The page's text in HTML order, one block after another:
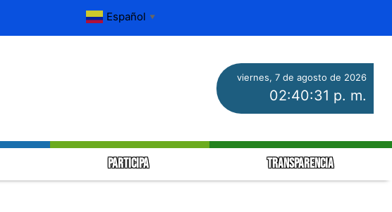
Español ▼
viernes, 7 de agosto de 2026
02:40:31 p. m.
PARTICIPA TRANSPARENCIA